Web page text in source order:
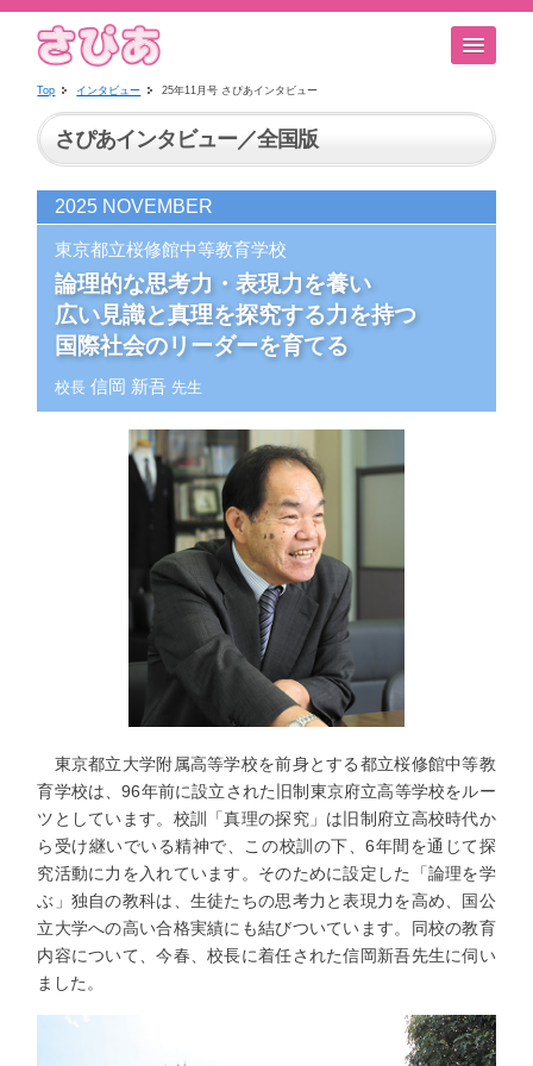
Top インタビュー 25年11月号 さぴあインタビュー
さぴあインタビュー／全国版
2025 NOVEMBER
東京都立桜修館中等教育学校
論理的な思考力・表現力を養い
広い見識と真理を探究する力を持つ
国際社会のリーダーを育てる
校長信岡 新吾 先生
東京都立大学附属高等学校を前身とする都立桜修館中等教
育学校は、96年前に設立された旧制東京府立高等学校をルー
ツとしています。校訓「真理の探究」は旧制府立高校時代か
ら受け継いでいる精神で、この校訓の下、6年間を通じて探
究活動に力を入れています。そのために設定した「論理を学
ぶ」独自の教科は、生徒たちの思考力と表現力を高め、国公
立大学への高い合格実績にも結びついています。同校の教育
内容について、今春、校長に着任された信岡新吾先生に伺い
ました。